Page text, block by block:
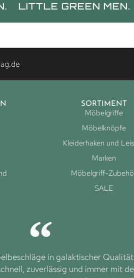
GREEN MEN.
SORTIMENT
Möbelgriffe
Möbelknöpfe
Kleiderhaken und
Marken
Möbelgriff-
SALE
in galaktischer
zuverlässig und immer mit